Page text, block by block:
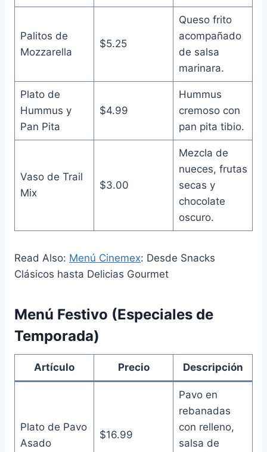
Palitos de
Mozzarella
$5.25
Queso frito
acompañado
de salsa
marinara.
Plato de
Hummus y
Pan Pita
$4.99
Hummus
cremoso con
pan pita tibio.
Vaso de Trail
Mix
$3.00
Mezcla de
nueces, frutas
secas y
chocolate
oscuro.
Read Also: Menú Cinemex: Desde Snacks
Clásicos hasta Delicias Gourmet
Menú Festivo (Especiales de
Temporada)
Artículo Precio Descripción
Plato de Pavo
Asado
$16.99
Pavo en
rebanadas
con relleno,
salsa de